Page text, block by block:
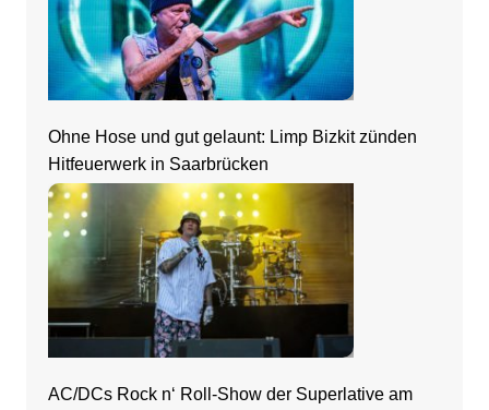
Ohne Hose und gut gelaunt: Limp Bizkit zünden
Hitfeuerwerk in Saarbrücken
AC/DCs Rock n‘ Roll-Show der Superlative am